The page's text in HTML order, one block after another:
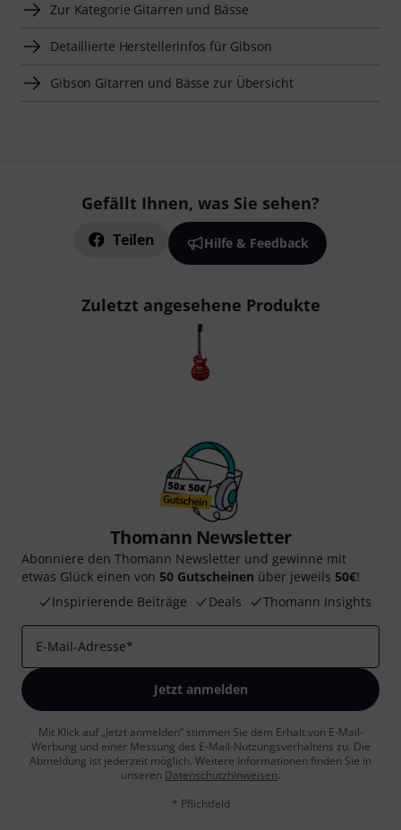
Zur Kategorie Gitarren und Bässe
Detaillierte Herstellerinfos für Gibson
Gibson Gitarren und Bässe zur Übersicht
Gefällt Ihnen, was Sie sehen?
Teilen Hilfe & Feedback
Zuletzt angesehene Produkte
Thomann Newsletter
Abonniere den Thomann Newsletter und gewinne mit
etwas Glück einen von 50 Gutscheinen über jeweils 50€!
Inspirierende Beiträge
Deals Thomann Insights
E-Mail-Adresse*
Jetzt anmelden
Mit Klick auf „Jetzt anmelden“ stimmen Sie dem Erhalt von E-Mail-
Werbung und einer Messung des E-Mail-Nutzungsverhaltens zu. Die
Abmeldung ist jederzeit möglich. Weitere Informationen finden Sie in
unseren Datenschutzhinweisen.
* Pflichtfeld